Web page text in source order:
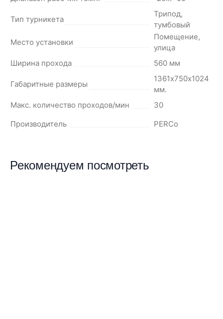
Тип турникета
Трипод,
тумбовый
Место установки
Помещение,
улица
Ширина прохода
560 мм
Габаритные размеры
1361х750х1024
мм.
Макс. количество проходов/мин
30
Производитель
PERCo
Рекомендуем посмотреть